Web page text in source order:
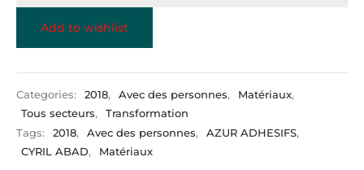
Add to wishlist
Categories: 2018, Avec des personnes, Matériaux,
Tous secteurs,
Transformation
Tags:
2018, Avec des personnes, AZUR ADHESIFS,
CYRIL ABAD, Matériaux